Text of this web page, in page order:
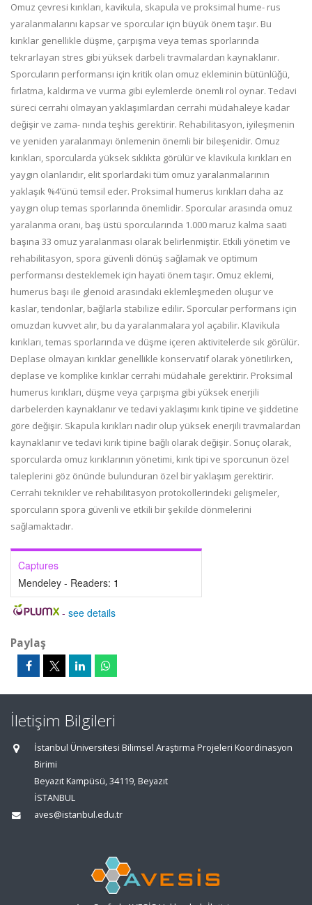
Omuz çevresi kırıkları, kavikula, skapula ve proksimal hume- rus
yaralanmalarını kapsar ve sporcular için büyük önem taşır. Bu
kırıklar genellikle düşme, çarpışma veya temas sporlarında
tekrarlayan stres gibi yüksek darbeli travmalardan kaynaklanır.
Sporcuların performansı için kritik olan omuz ekleminin bütünlüğü,
fırlatma, kaldırma ve vurma gibi eylemlerde önemli rol oynar. Tedavi
süreci cerrahi olmayan yaklaşımlardan cerrahi müdahaleye kadar
değişir ve zama- nında teşhis gerektirir. Rehabilitasyon, iyileşmenin
ve yeniden yaralanmayı önlemenin önemli bir bileşenidir. Omuz
kırıkları, sporcularda yüksek sıklıkta görülür ve klavikula kırıkları en
yaygın olanlarıdır, elit sporlardaki tüm omuz yaralanmalarının
yaklaşık %4’ünü temsil eder. Proksimal humerus kırıkları daha az
yaygın olup temas sporlarında önemlidir. Sporcular arasında omuz
yaralanma oranı, baş üstü sporcularında 1.000 maruz kalma saati
başına 33 omuz yaralanması olarak belirlenmiştir. Etkili yönetim ve
rehabilitasyon, spora güvenli dönüş sağlamak ve optimum
performansı desteklemek için hayati önem taşır. Omuz eklemi,
humerus başı ile glenoid arasındaki eklemleşmeden oluşur ve
kaslar, tendonlar, bağlarla stabilize edilir. Sporcular performans için
omuzdan kuvvet alır, bu da yaralanmalara yol açabilir. Klavikula
kırıkları, temas sporlarında ve düşme içeren aktivitelerde sık görülür.
Deplase olmayan kırıklar genellikle konservatif olarak yönetilirken,
deplase ve komplike kırıklar cerrahi müdahale gerektirir. Proksimal
humerus kırıkları, düşme veya çarpışma gibi yüksek enerjili
darbelerden kaynaklanır ve tedavi yaklaşımı kırık tipine ve şiddetine
göre değişir. Skapula kırıkları nadir olup yüksek enerjili travmalardan
kaynaklanır ve tedavi kırık tipine bağlı olarak değişir. Sonuç olarak,
sporcularda omuz kırıklarının yönetimi, kırık tipi ve sporcunun özel
taleplerini göz önünde bulunduran özel bir yaklaşım gerektirir.
Cerrahi teknikler ve rehabilitasyon protokollerindeki gelişmeler,
sporcuların spora güvenli ve etkili bir şekilde dönmelerini
sağlamaktadır.
Captures
Mendeley - Readers: 1
- see details
Paylaş
İletişim Bilgileri
İstanbul Üniversitesi Bilimsel Araştırma Projeleri Koordinasyon
Birimi
Beyazıt Kampüsü, 34119, Beyazıt
İSTANBUL
aves@istanbul.edu.tr